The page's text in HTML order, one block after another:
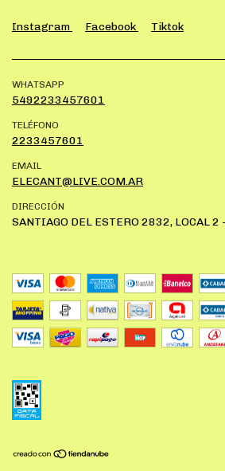
Instagram Facebook Tiktok
WHATSAPP
5492233457601
TELÉFONO
2233457601
EMAIL
ELECANT@LIVE.COM.AR
DIRECCIÓN
SANTIAGO DEL ESTERO 2832, LOCAL 2